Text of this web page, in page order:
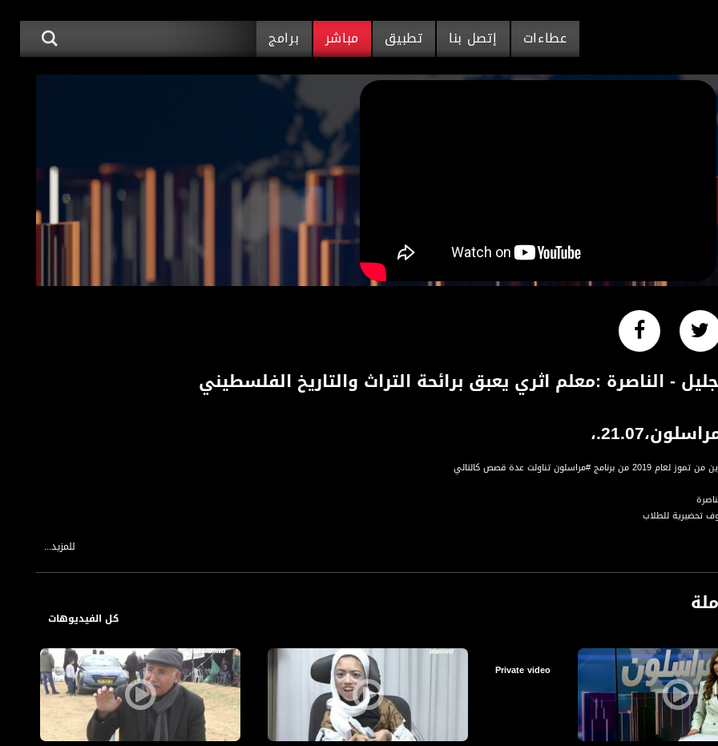
عطاءات إتصل بنا تطبيق مباشر برامج
- الناصرة :معلم اثري يعبق برائحة التراث والتاريخ الفلسطيني
#مراسلون تناولت عدة قصص كالتالي
تحضيرية للطلاب
الإسلامية الأحمدية
أسبوعي لنقل القصص والقضايا الاجتماعية والاقتصادية والسياسية المميزة في البلاد من خلال صوت مراسلينا وعدسة طواقمنا في الميدان. تقدمه: نسرين إبراهيم أبو غوش.
ايام الاثنين والاربعاء الساعة
صوت فلسطينيي الداخل - لاول مرة منذ ٧٠ عام
للمزيد...
كل الفيديوهات
Private video